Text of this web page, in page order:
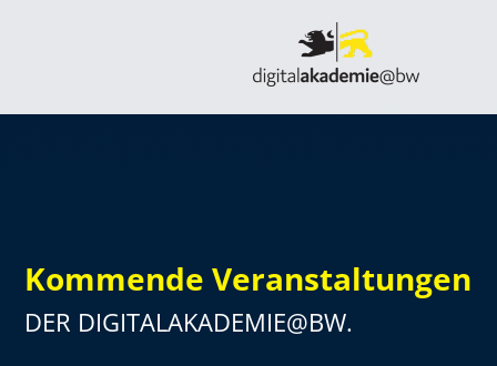
Kommende Veranstaltungen
DER DIGITALAKADEMIE@BW.